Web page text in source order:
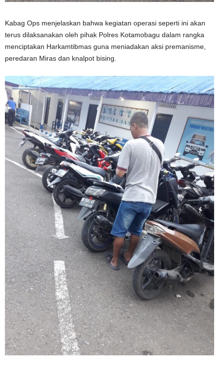
Kabag Ops menjelaskan bahwa kegiatan operasi seperti ini akan
terus dilaksanakan oleh pihak Polres Kotamobagu dalam rangka
menciptakan Harkamtibmas guna meniadakan aksi premanisme,
peredaran Miras dan knalpot bising.